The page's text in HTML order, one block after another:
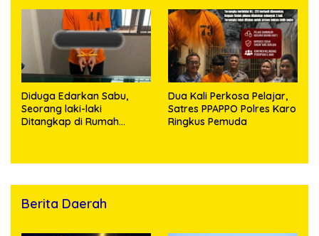
Ditangkap
Diduga Edarkan Sabu,
Seorang laki-laki
Ditangkap di Rumah
Dua Kali Perkosa Pelajar,
Satres PPAPPO Polres Karo
Ringkus Pemuda
Berita Daerah